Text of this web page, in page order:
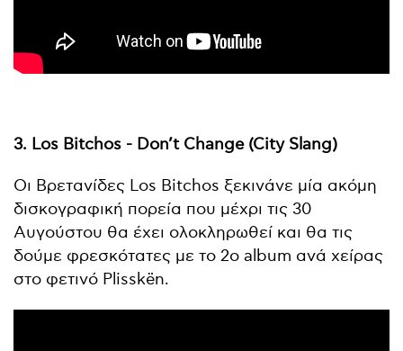
3. Los Bitchos - Don’t Change (City Slang)
Οι Βρετανίδες Los Bitchos ξεκινάνε μία ακόμη
δισκογραφική πορεία που μέχρι τις 30
Αυγούστου θα έχει ολοκληρωθεί και θα τις
δούμε φρεσκότατες με το 2ο album ανά χείρας
στο φετινό Plisskën.